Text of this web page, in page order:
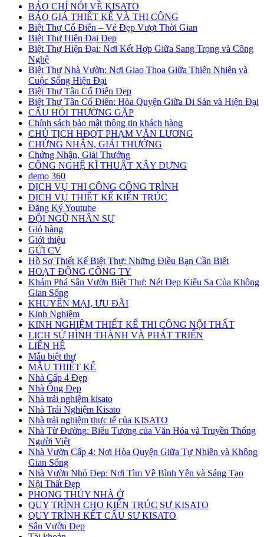
BÁO CHÍ NÓI VỀ KISATO
BÁO GIÁ THIẾT KẾ VÀ THI CÔNG
Biệt Thự Cổ Điển – Vẻ Đẹp Vượt Thời Gian
Biệt Thự Hiện Đại Đẹp
Biệt Thự Hiện Đại: Nơi Kết Hợp Giữa Sang Trọng và Công
Nghệ
Biệt Thự Nhà Vườn: Nơi Giao Thoa Giữa Thiên Nhiên và
Cuộc Sống Hiện Đại
Biệt Thự Tân Cổ Điển Đẹp
Biệt Thự Tân Cổ Điển: Hòa Quyện Giữa Di Sản và Hiện Đại
CÂU HỎI THƯỜNG GẶP
Chính sách bảo mật thông tin khách hàng
CHỦ TỊCH HĐQT PHẠM VĂN LƯƠNG
CHỨNG NHẬN, GIẢI THƯỞNG
Chứng Nhận, Giải Thưởng
CÔNG NGHỆ KĨ THUẬT XÂY DỰNG
demo 360
DỊCH VỤ THI CÔNG CÔNG TRÌNH
DỊCH VỤ THIẾT KẾ KIẾN TRÚC
Đăng Ký Youtube
ĐỘI NGŨ NHÂN SỰ
Giỏ hàng
Giới thiệu
GỬI CV
Hồ Sơ Thiết Kế Biệt Thự: Những Điều Bạn Cần Biết
HOẠT ĐỘNG CÔNG TY
Khám Phá Sân Vườn Biệt Thự: Nét Đẹp Kiêu Sa Của Không
Gian Sống
KHUYẾN MẠI, ƯU ĐÃI
Kinh Nghiệm
KINH NGHIỆM THIẾT KẾ THI CÔNG NỘI THẤT
LỊCH SỬ HÌNH THÀNH VÀ PHÁT TRIỂN
LIÊN HỆ
Mẫu biệt thự
MẪU THIẾT KẾ
Nhà Cấp 4 Đẹp
Nhà Ống Đẹp
Nhà trải nghiệm kisato
Nhà Trải Nghiệm Kisato
Nhà trải nghiệm thực tế của KISATO
Nhà Từ Đường: Biểu Tượng của Văn Hóa và Truyền Thống
Người Việt
Nhà Vườn Cấp 4: Nơi Hòa Quyện Giữa Tự Nhiên và Không
Gian Sống
Nhà Vườn Nhỏ Đẹp: Nơi Tìm Về Bình Yên và Sáng Tạo
Nội Thất Đẹp
PHONG THỦY NHÀ Ở
QUY TRÌNH CHO KIẾN TRÚC SƯ KISATO
QUY TRÌNH KẾT CẤU SƯ KISATO
Sân Vườn Đẹp